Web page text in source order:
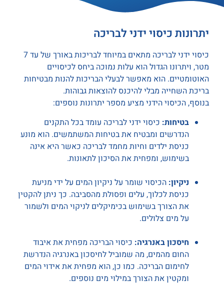
יתרונות כיסוי ידני לבריכה
כיסוי ידני לבריכה מתאים במיוחד לבריכות באורך של עד 7
מטר, ויתרונו הגדול הוא עלות נמוכה ביחס לכיסויים
האוטומטיים. הוא מאפשר לבעלי הבריכות להנות מבטיחות
בריכת השחייה מבלי להיכנס להוצאות גבוהות.
בנוסף, הכיסוי הידני מציע מספר יתרונות נוספים:
בטיחות: כיסוי ידני לבריכה עומד בכל התקנים
הנדרשים ומבטיח את בטיחות המשתמשים. הוא מונע
כניסת ילדים וחיות מחמד לבריכה כאשר היא אינה
בשימוש, ומפחית את הסיכון לתאונות.
ניקיון: הכיסוי שומר על ניקיון המים על ידי מניעת
כניסת לכלוך, עלים ופסולת מהסביבה. כך ניתן להקטין
את הצורך בשימוש בכימיקלים לניקוי המים ולשמור
על מים צלולים.
חיסכון באנרגיה: כיסוי הבריכה מפחית את איבוד
החום מהמים, מה שמוביל לחיסכון באנרגיה הנדרשת
לחימום הבריכה. כמו כן, הוא מפחית את אידוי המים
ומקטין את הצורך במילוי מים נוספים.